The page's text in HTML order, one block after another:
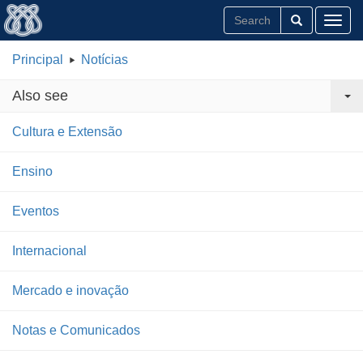
Principal Notícias
Also see
Cultura e Extensão
Ensino
Eventos
Internacional
Mercado e inovação
Notas e Comunicados